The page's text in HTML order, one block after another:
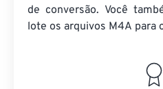
de conversão. Você
lote os arquivos M4A para